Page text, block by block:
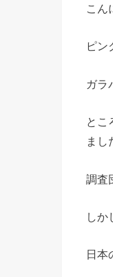
こん
ピン
ガラ
とこ
まし
調査
しか
日本